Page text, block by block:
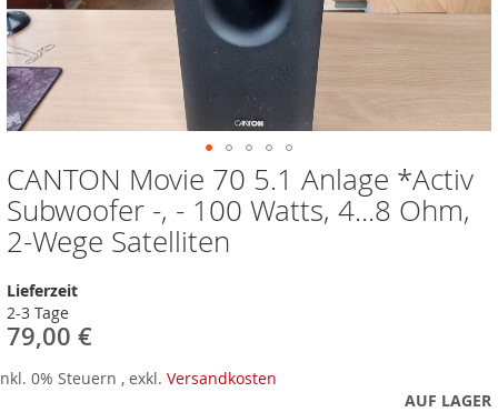
CANTON Movie 70 5.1 Anlage *Activ
Subwoofer -, - 100 Watts, 4...8 Ohm,
2-Wege Satelliten
Lieferzeit
2-3 Tage
79,00 €
0% Steuern , exkl. Versandkosten
AUF LAGER
Zum
Anfang
der
Bildergalerie